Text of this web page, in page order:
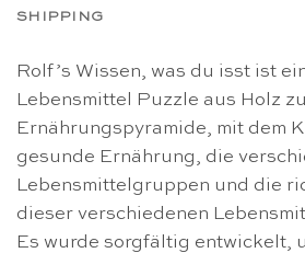
SHIPPING
Rolf’s Wissen, was du isst ist
Lebensmittel Puzzle aus Holz zu
Ernährungspyramide, mit dem
gesunde Ernährung, die
Lebensmittelgruppen und die
dieser verschiedenen
Es wurde sorgfältig entwickelt,